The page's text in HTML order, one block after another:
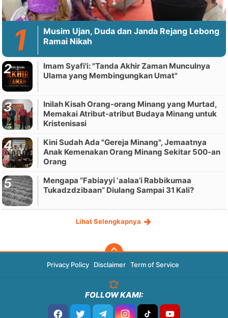
Musim Ujan, Duda dan Janda Rejang Lebong
Ramai Nikah
Imam Syafi'i: "Tanda Akhir Zaman Munculnya
Ulama yang Membingungkan Umat"
Inilah Kisah Orang-orang Minang yang Murtad,
Memakai Atribut-atribut Budaya Minang untuk
Kristenisasi
Kini Sudah Ada "Gereja Minang", Jemaatnya
Anak Kemenakan Orang Minang Sekitar 500-an
Orang
Mengapa “Fabiayyi ‘aalaa’i Rabbikumaa
Tukadzdzibaan” Diulang Sampai 31 Kali?
Lihat Selengkapnya
Privacy Policy Disclaimer Term of Service
FOLLOW KAMI: